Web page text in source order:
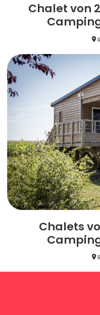
Chalet von
Chalets